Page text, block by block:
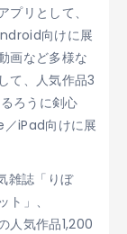
リとして、
向けに展
画など多様な
て、人気作品3
ろうに剣心
iPad向けに展
雑誌「りぼ
」、
人気作品1,200